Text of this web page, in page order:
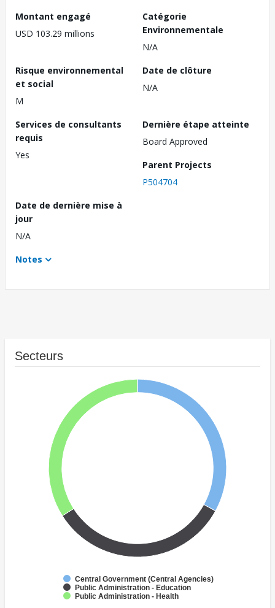
Montant engagé
USD 103.29 millions
Catégorie
Environnementale
N/A
Risque environnemental
et social
M
Date de clôture
N/A
Services de consultants
requis
Yes
Dernière étape atteinte
Board Approved
Parent Projects
P504704
Date de dernière mise à
jour
N/A
Notes
Secteurs
Central Government (Central Agencies)
Public Administration - Education
Public Administration - Health